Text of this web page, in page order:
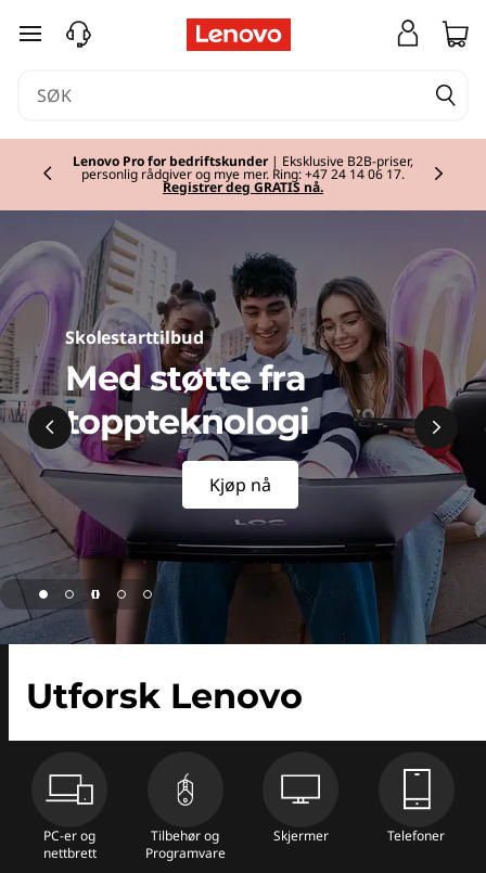
gå til hovedinnhold
Lenovo Pro for bedriftskunder| Eksklusive B2B-priser,
personlig rådgiver og mye mer. Ring: +47 24 14 06 17.
Registrer deg GRATIS nå.Currently displaying item 2 of
Skolestarttilbud
Med støtte fra
toppteknologi
Kjøp nå
Utforsk Lenovo
PC-er og
nettbrett
Tilbehør og
Programvare
Skjermer Telefoner